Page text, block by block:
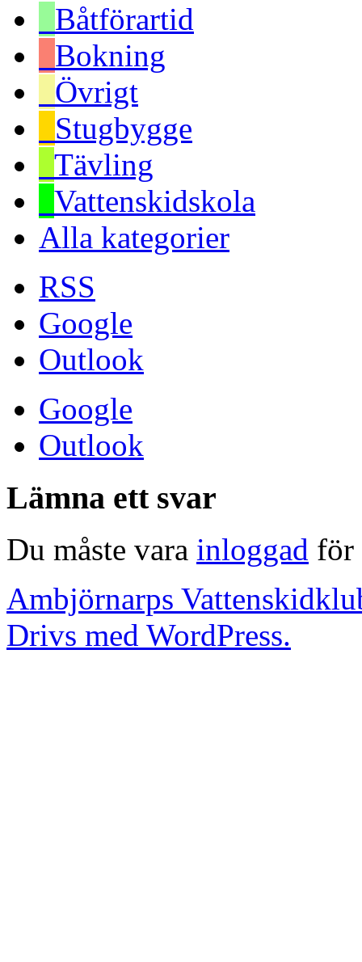
Båtförartid
Bokning
Övrigt
Stugbygge
Tävling
Vattenskidskola
Alla kategorier
RSS
Google
Outlook
Google
Outlook
Lämna ett svar
Du måste vara inloggad för
Ambjörnarps
Drivs med WordPress.